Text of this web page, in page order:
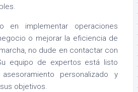
en implementar operaciones
o mejorar la eficiencia de
no dude en contactar con
equipo de expertos está listo
personalizado y
objetivos.